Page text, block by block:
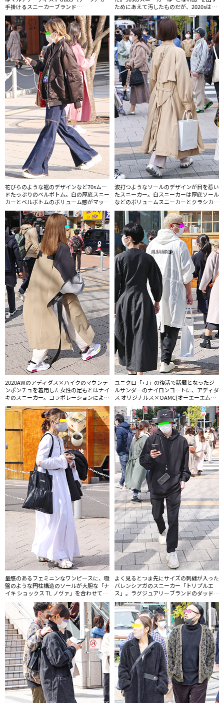
手掛けるスニーカーブランド
「STARWALK（スターウォーク）」のも
の。NOAH（ノア）などストリートブラン
ドを好む層に人気だ。
ためにあえて汚したものだが、2020sは真
っ白なまま履いているのがポイント。
花びらのような裾のデザインなど70sムー
ドたっぷりのベルボトム。白の厚底スニー
カーとベルボトムのボリューム感がマッチ
している。
波打つようなソールのデザインが目を惹い
たスニーカー。白スニーカーは厚底ソール
などのボリュームスニーカーとクラシカル
なローテクスニーカーに二分されていた。
2020AWのアディダス×ハイクのマウンテ
ンポンチョを着用した女性の足もとはナイ
キのスニーカー。コラボレーションにより
スポーツ／アウトドアブランドのアイテム
はすっかり洗練されモード派にも取り入れ
られるようになった。
ユニクロ「+J」の復活で話題となったジ
ルサンダーのナイロンコートに、アディダ
ス オリジナルス×OAMC(オーエーエムシ
ー)のスニーカーというハイブランド好き
の男性。モノトーンで大人のアスレジャー
スタイルに。
量感のあるフェミニンなワンピースに、吸
盤のような円柱構造のソールが大胆な「ナ
イキ ショックス TL ノヴァ」を合わせてミ
スマッチ感を楽しんだコーディネート。
よく見るとつま先にサイズの刺繍が入った
バレンシアガのスニーカー「トリプルエ
ス」。ラグジュアリーブランドのダッドス
ニーカーは一時期の勢いは衰えたものの、
20代を中心に定着している。